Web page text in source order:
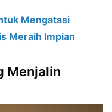
Mengatasi
Meraih Impian
Menjalin